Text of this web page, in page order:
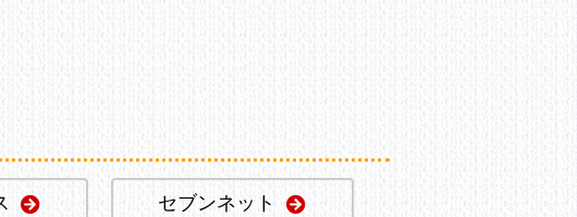
セブンネット